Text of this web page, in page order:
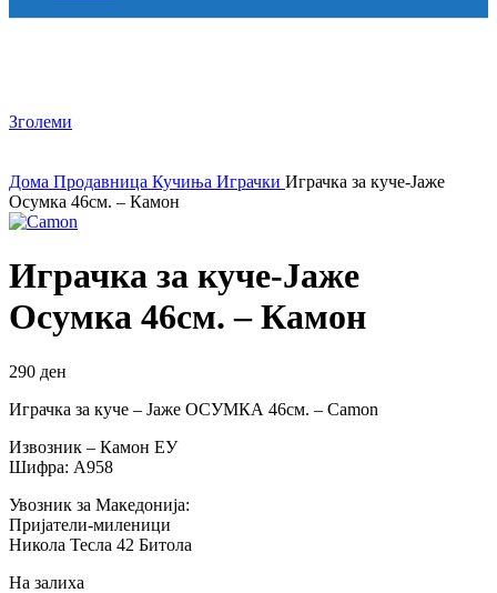
Зголеми
Дома Продавница Кучиња Играчки Играчка за куче-Јаже
Осумка 46см. – Камон
Играчка за куче-Јаже
Осумка 46см. – Камон
290 ден
Играчка за куче – Јаже ОСУМКА 46см. – Camon
Извозник – Камон ЕУ
Шифра: А958
Увозник за Македонија:
Пријатели-миленици
Никола Тесла 42 Битола
На залиха